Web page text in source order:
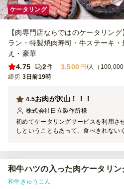
ケータリング
【肉専門店ならではのケータリン
ラン・特製焼肉寿司・牛ステーキ
え・豪華
4.75
2件 3,500 円 /人（100,000
締切 3日前19時
お肉が沢山！！！
4.5
株式会社日立製作所様
初めてケータリングサービスを利用さ
しということもあって、食べきれない
またぜひ利用したいと思います。あり
和牛ハツの入った肉ケータリン
和牛きゅうこん